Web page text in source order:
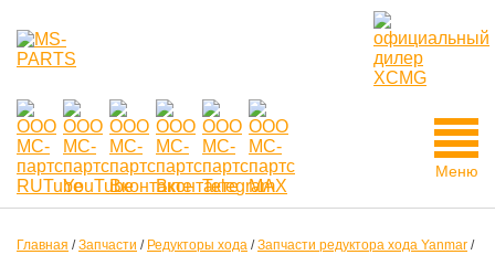
Меню
Главная /Запчасти / Редукторы хода /Запчасти редуктора хода Yanmar /